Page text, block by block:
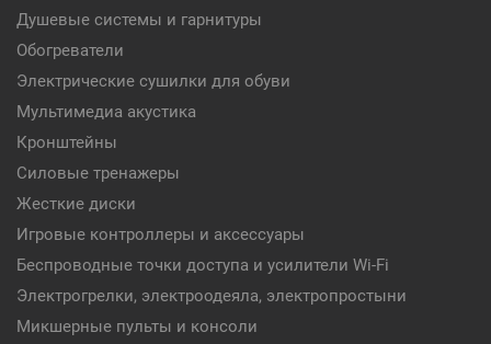
Душевые системы и гарнитуры
Обогреватели
Электрические сушилки для обуви
Мультимедиа акустика
Кронштейны
Силовые тренажеры
Жесткие диски
Игровые контроллеры и аксессуары
Беспроводные точки доступа и усилители Wi-Fi
Электрогрелки, электроодеяла, электропростыни
Микшерные пульты и консоли